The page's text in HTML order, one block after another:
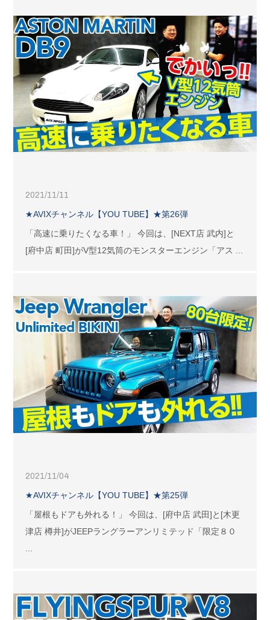
2021/11/11
★AVIXチャンネル【YOU TUBE】★第26弾
「高速に乗りたくなる車！」 今回は、[NEXT店 武内]と
[府中店 町田]がV型12気筒のモンスターエンジン「アス ...
2021/11/04
★AVIXチャンネル【YOU TUBE】★第25弾
「屋根もドアも外れる！」 今回は、[府中店 武田]と[木更
津店 樽井]がJEEPラングラーアンリミテッド「限定８０